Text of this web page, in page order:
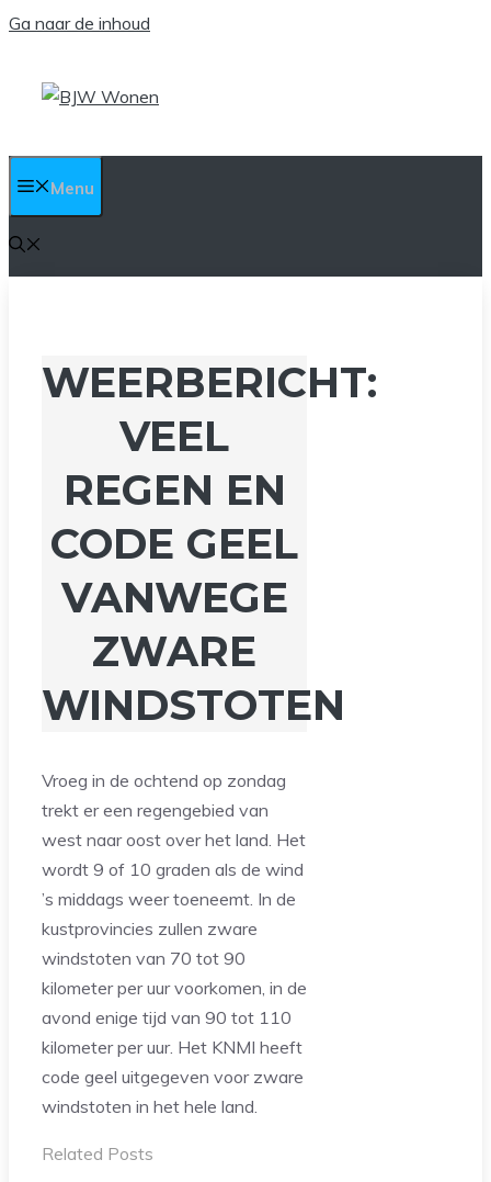
Ga naar de inhoud
Menu
WEERBERICHT:
VEEL
REGEN EN
CODE GEEL
VANWEGE
ZWARE
WINDSTOTEN
Vroeg in de ochtend op zondag
trekt er een regengebied van
west naar oost over het land. Het
wordt 9 of 10 graden als de wind
’s middags weer toeneemt. In de
kustprovincies zullen zware
windstoten van 70 tot 90
kilometer per uur voorkomen, in de
avond enige tijd van 90 tot 110
kilometer per uur. Het KNMI heeft
code geel uitgegeven voor zware
windstoten in het hele land.
Related Posts